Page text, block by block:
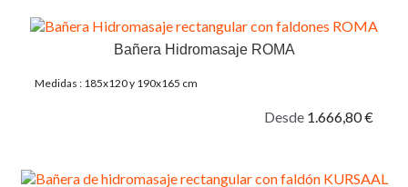
Bañera Hidromasaje ROMA
Medidas : 185x120 y 190x165 cm
Desde 1.666,80 €